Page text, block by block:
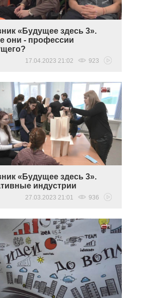
«Будущее здесь 3».
они - профессии
17.04.2023 21:02 923
«Будущее здесь 3».
индустрии
27.03.2023 21:01 936